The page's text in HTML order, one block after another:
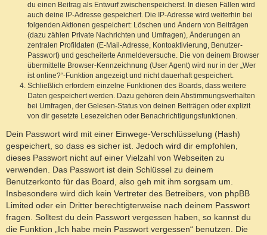
du einen Beitrag als Entwurf zwischenspeicherst. In diesen Fällen wird
auch deine IP-Adresse gespeichert. Die IP-Adresse wird weiterhin bei
folgenden Aktionen gespeichert: Löschen und Ändern von Beiträgen
(dazu zählen Private Nachrichten und Umfragen), Änderungen an
zentralen Profildaten (E-Mail-Adresse, Kontoaktivierung, Benutzer-
Passwort) und gescheiterte Anmeldeversuche. Die von deinem Browser
übermittelte Browser-Kennzeichnung (User Agent) wird nur in der „Wer
ist online?“-Funktion angezeigt und nicht dauerhaft gespeichert.
Schließlich erfordern einzelne Funktionen des Boards, dass weitere
Daten gespeichert werden. Dazu gehören dein Abstimmungsverhalten
bei Umfragen, der Gelesen-Status von deinen Beiträgen oder explizit
von dir gesetzte Lesezeichen oder Benachrichtigungsfunktionen.
Dein Passwort wird mit einer Einwege-Verschlüsselung (Hash)
gespeichert, so dass es sicher ist. Jedoch wird dir empfohlen,
dieses Passwort nicht auf einer Vielzahl von Webseiten zu
verwenden. Das Passwort ist dein Schlüssel zu deinem
Benutzerkonto für das Board, also geh mit ihm sorgsam um.
Insbesondere wird dich kein Vertreter des Betreibers, von phpBB
Limited oder ein Dritter berechtigterweise nach deinem Passwort
fragen. Solltest du dein Passwort vergessen haben, so kannst du
die Funktion „Ich habe mein Passwort vergessen“ benutzen. Die